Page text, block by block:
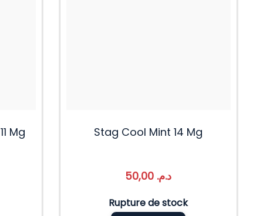
Mg Stag Cool Mint 14 Mg
د.م.
Rupture de stock